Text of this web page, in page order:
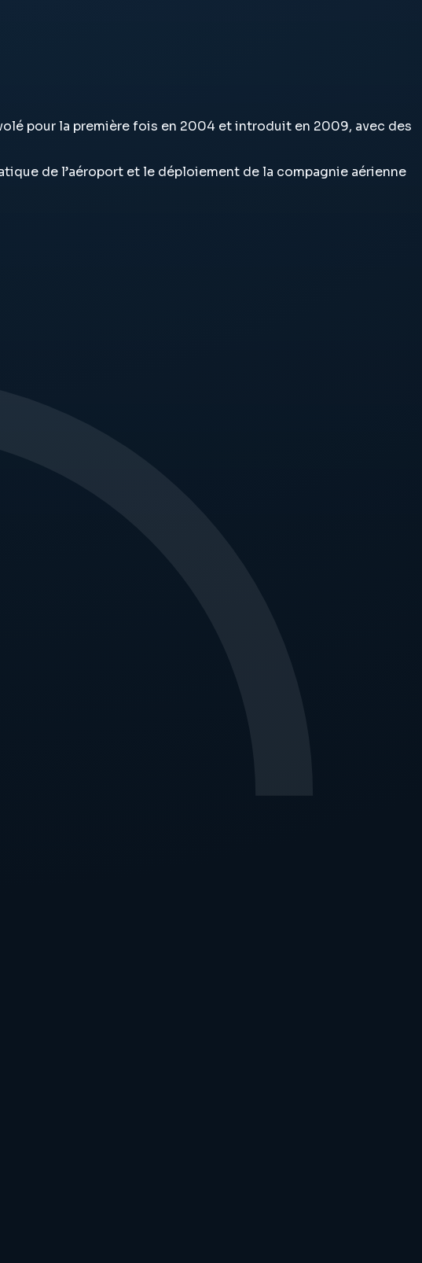
pour la première fois en 2004 et introduit en 2009, avec des
de l’aéroport et le déploiement de la compagnie aérienne